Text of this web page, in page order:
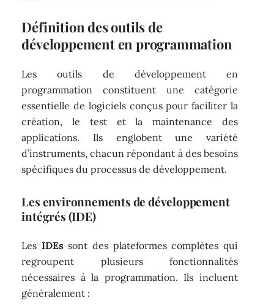
Définition des outils de
développement en programmation
Les outils de développement en
programmation constituent une catégorie
essentielle de logiciels conçus pour faciliter la
création, le test et la maintenance des
applications. Ils englobent une variété
d’instruments, chacun répondant à des besoins
spécifiques du processus de développement.
Les environnements de développement
intégrés (IDE)
Les IDEssont des plateformes complètes qui
regroupent plusieurs fonctionnalités
nécessaires à la programmation. Ils incluent
généralement :